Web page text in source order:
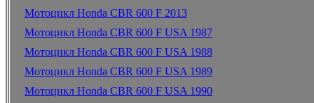
Мотоцикл Honda CBR 600 F 2013
Мотоцикл Honda CBR 600 F USA 1987
Мотоцикл Honda CBR 600 F USA 1988
Мотоцикл Honda CBR 600 F USA 1989
Мотоцикл Honda CBR 600 F USA 1990